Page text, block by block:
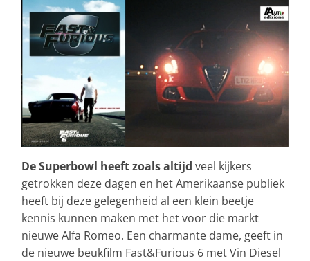
De Superbowl heeft zoals altijd veel kijkers
getrokken deze dagen en het Amerikaanse publiek
heeft bij deze gelegenheid al een klein beetje
kennis kunnen maken met het voor die markt
nieuwe Alfa Romeo. Een charmante dame, geeft in
de nieuwe beukfilm Fast&Furious 6 met Vin Diesel